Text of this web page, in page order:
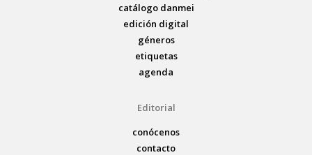
catálogo danmei
edición digital
géneros
etiquetas
agenda
Editorial
conócenos
contacto